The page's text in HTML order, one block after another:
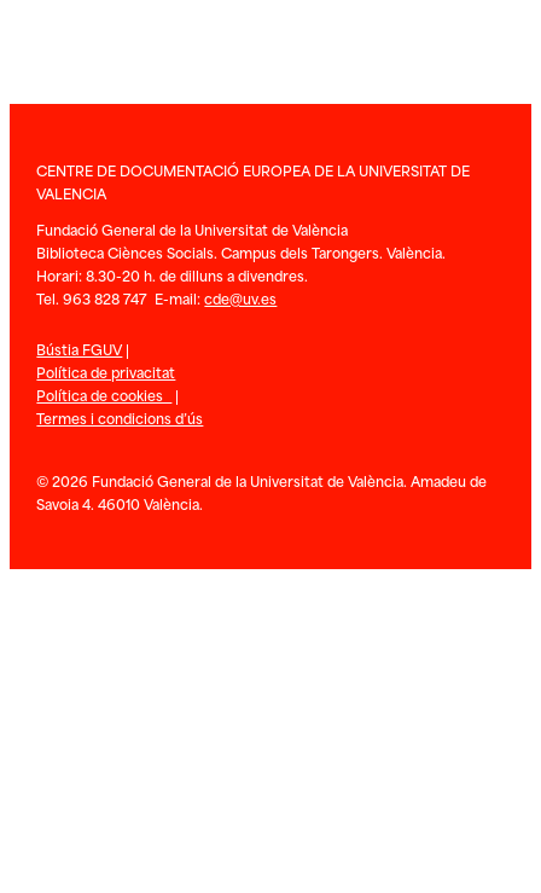
CENTRE DE DOCUMENTACIÓ EUROPEA DE LA UNIVERSITAT DE
VALENCIA
Fundació General de la Universitat de València
Biblioteca Ciènces Socials. Campus dels Tarongers. València.
Horari: 8.30-20 h. de dilluns a divendres.
Tel. 963 828 747 E-mail:cde@uv.es
Bústia FGUV|
Política de privacitat
Política de cookies |
Termes i condicions d’ús
© 2026 Fundació General de la Universitat de València. Amadeu de
Savoia 4. 46010 València.